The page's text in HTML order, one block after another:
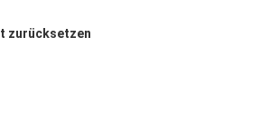
zurücksetzen